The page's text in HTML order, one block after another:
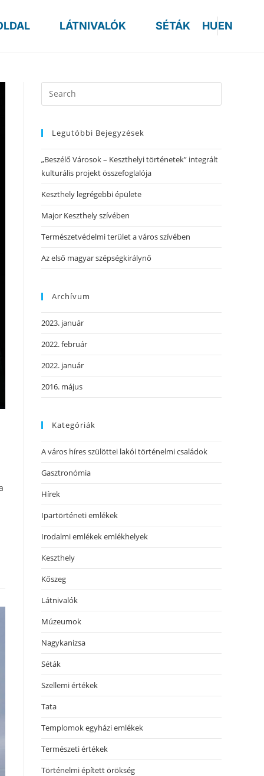
LÁTNIVALÓK SÉTÁK HUEN
Legutóbbi Bejegyzések
„Beszélő Városok – Keszthelyi történetek” integrált
kulturális projekt összefoglalója
Keszthely legrégebbi épülete
Major Keszthely szívében
Természetvédelmi terület a város szívében
Az első magyar szépségkirálynő
Archívum
2023. január
2022. február
2022. január
2016. május
Kategóriák
A város híres szülöttei lakói történelmi családok
Gasztronómia
Hírek
Ipartörténeti emlékek
Irodalmi emlékek emlékhelyek
Keszthely
Kőszeg
Látnivalók
Múzeumok
Nagykanizsa
Séták
Szellemi értékek
Tata
Templomok egyházi emlékek
Természeti értékek
Történelmi épített örökség